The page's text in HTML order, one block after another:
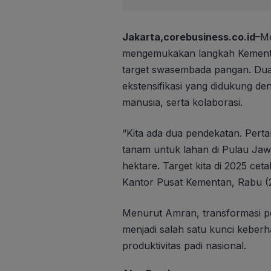
Jakarta,corebusiness.co.id
mengemukakan langkah
target swasembada pangan.
ekstensifikasi yang didukung
manusia, serta kolaborasi.
“Kita ada dua pendekatan.
tanam untuk lahan di Pulau
hektare. Target kita di 2025
Kantor Pusat Kementan, Rabu
Menurut Amran, transformasi
menjadi salah satu kunci
produktivitas padi nasional.